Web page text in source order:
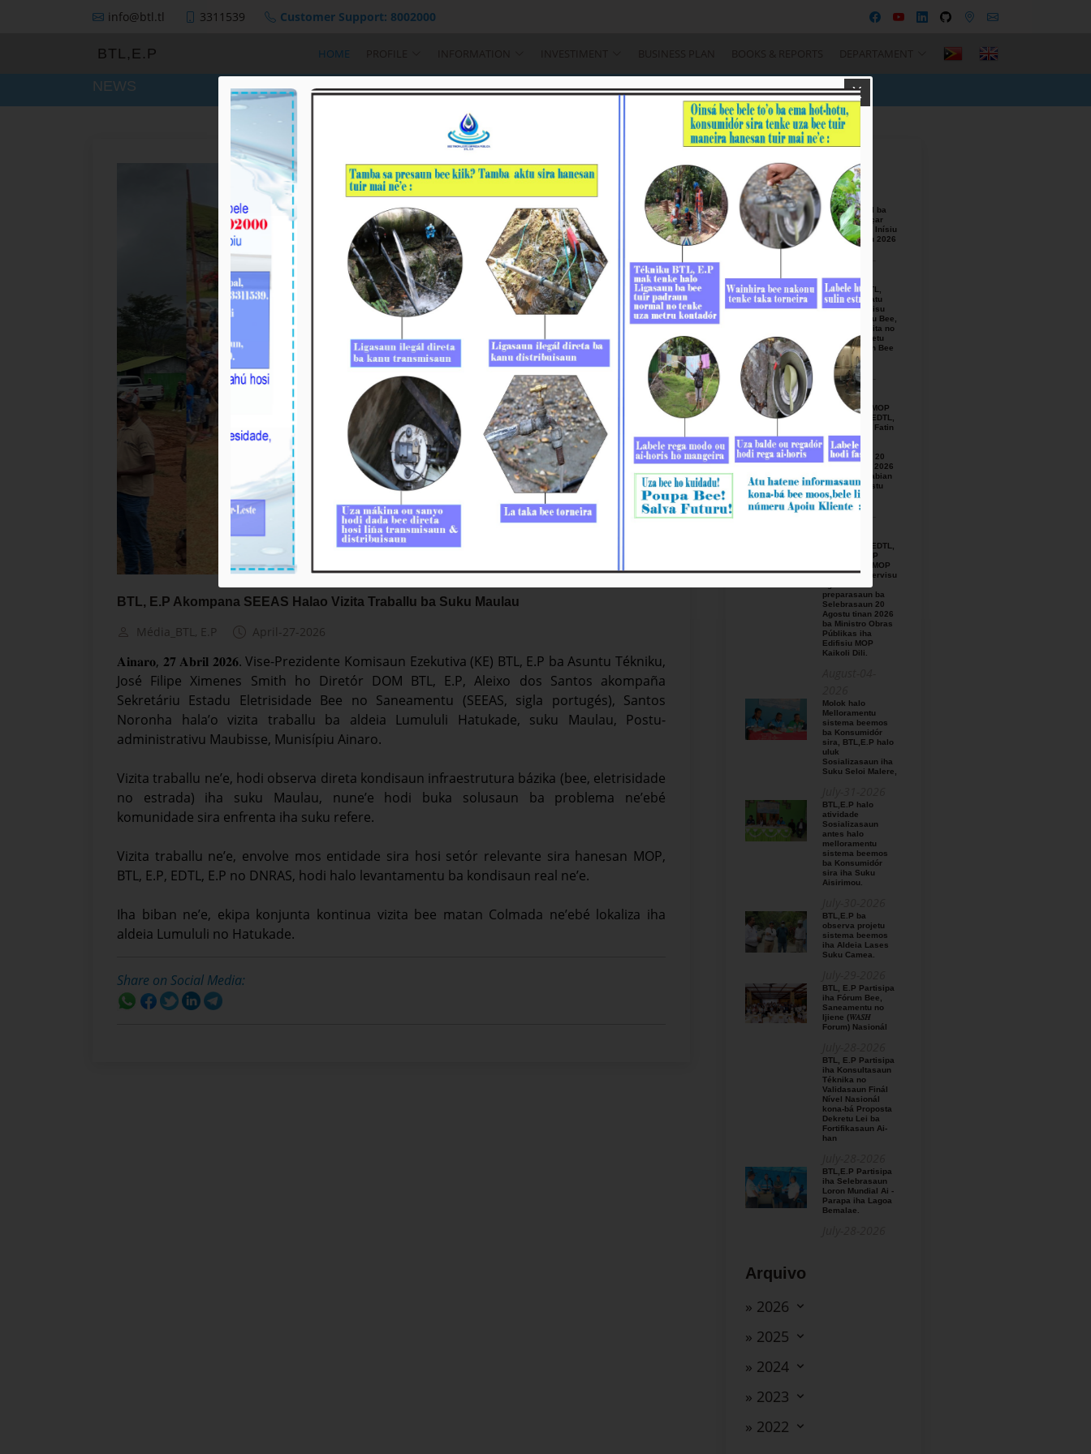
info@btl.tl 3311539 Customer Support: 8002000
BTL,E.P HOME PROFILE INFORMATION INVESTIMENT BUSINESS PLAN BOOKS & REPORTS DEPARTAMENT
NEWS
BTL, E.P Akompana SEEAS Halao Vizita Traballu ba Suku Maulau
Média_BTL, E.P April-27-2026
𝐀𝐢𝐧𝐚𝐫𝐨, 𝟐𝟕 𝐀𝐛𝐫𝐢𝐥 𝟐𝟎𝟐𝟔. Vise-Prezidente Komisaun Ezekutiva (KE) BTL, E.P ba Asuntu Tékniku,
José Filipe Ximenes Smith ho Diretór DOM BTL, E.P, Aleixo dos Santos akompaña
Sekretáriu Estadu Eletrisidade Bee no Saneamentu (SEEAS, sigla portugés), Santos
Noronha hala’o vizita traballu ba aldeia Lumululi Hatukade, suku Maulau, Postu-
administrativu Maubisse, Munisípiu Ainaro.
Vizita traballu ne’e, hodi observa direta kondisaun infraestrutura bázika (bee, eletrisidade
no estrada) iha suku Maulau, nune’e hodi buka solusaun ba problema ne’ebé
komunidade sira enfrenta iha suku refere.
Vizita traballu ne’e, envolve mos entidade sira hosi setór relevante sira hanesan MOP,
BTL, E.P, EDTL, E.P no DNRAS, hodi halo levantamentu ba kondisaun real ne’e.
Iha biban ne’e, ekipa konjunta kontinua vizita bee matan Colmada ne’ebé lokaliza iha
aldeia Lumululi no Hatukade.
Share on Social Media:
Recent Posts
BTL, E.P
Responsável ba
Seremónia Içar
Bandeira iha Inísiu
Fulan Agostu 2026
2026
Ezekutivu BTL,
E.P Orienta atu
Mellora Servisu
Fornesimentu Bee,
Hasa’e Reseita no
Finaliza Projetu
Kanalizasaun Bee
iha PA sira
August-05-
2026
BTL, E.P ho MOP
hamutuk ho EDTL,
E.P,Observa Fatin
preparasaun
beemos ba
Selebrasaun 20
Agostu tinan 2026
iha foho Matabian
Hun area Postu
Kelekai.
August-03-
BTL, E.P ho EDTL,
E.P no IGE I.P
enkontru ho MOP
hodi relata servisu
preparasaun ba
Selebrasaun 20
Agostu tinan 2026
ba Ministro Obras
Públikas iha
Edifisiu MOP
Kaikoli Dili.
Molok halo
Melloramentu
sistema beemos
ba Konsumidór
sira, BTL,E.P halo
uluk
Sosializasaun iha
Suku Seloi Malere,
BTL,E.P halo
atividade
Sosializasaun
antes halo
melloramentu
sistema beemos
ba Konsumidór
sira iha Suku
Aisirimou.
BTL,E.P ba
observa projetu
sistema beemos
iha Aldeia Lases
Suku Camea.
BTL, E.P Partisipa
iha Fórum Bee,
Saneamentu no
Ijiene (𝑊𝐴𝑆𝐻
Forum) Nasionál
BTL, E.P Partisipa
iha Konsultasaun
Téknika no
Validasaun Finál
Nível Nasionál
kona-bá Proposta
Dekretu Lei ba
Fortifikasaun Ai-
han
BTL,E.P Partisipa
iha Selebrasaun
Loron Mundial Ai -
Parapa iha Lagoa
Bemalae.
Arquivo
» 2026
» 2025
» 2024
» 2023
» 2022
X